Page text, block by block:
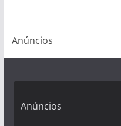
Anúncios
Anúncios